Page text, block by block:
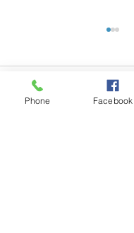
11月の予定 矯正
です。 その他は
すね 衛生士さん募
コメント
Phone Facebook